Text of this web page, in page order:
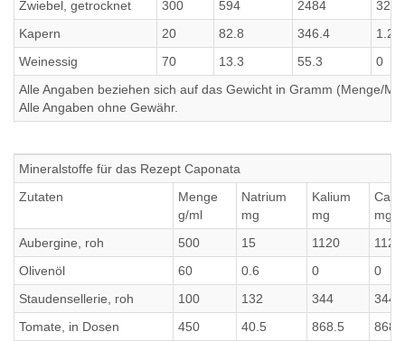
Zwiebel, getrocknet 300 594 2484
32.4
Kapern
20 82.8 346.4
1.2
Weinessig
70 13.3 55.3
0
Alle Angaben beziehen sich auf das Gewicht in Gramm (Menge/
Alle Angaben ohne Gewähr.
Mineralstoffe für das Rezept Caponata
Zutaten
Menge
g/ml
Natrium
mg
Kalium
mg
mg
Aubergine, roh
500 15 1120
1120
Olivenöl
60 0.6 0
0
Staudensellerie, roh
100 132 344
344
Tomate, in Dosen
450 40.5 868.5